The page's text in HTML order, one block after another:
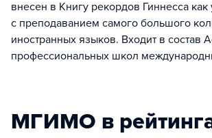
внесен в Книгу рекордов Гиннесса как
с преподаванием самого большого
иностранных языков. Входит в состав
профессиональных школ
МГИМО в